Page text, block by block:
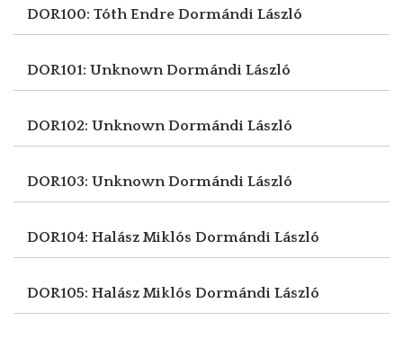
DOR100: Tóth Endre Dormándi László
DOR101: UnknownDormándi László
DOR102: UnknownDormándi László
DOR103: UnknownDormándi László
DOR104: Halász Miklós Dormándi László
DOR105: Halász Miklós Dormándi László